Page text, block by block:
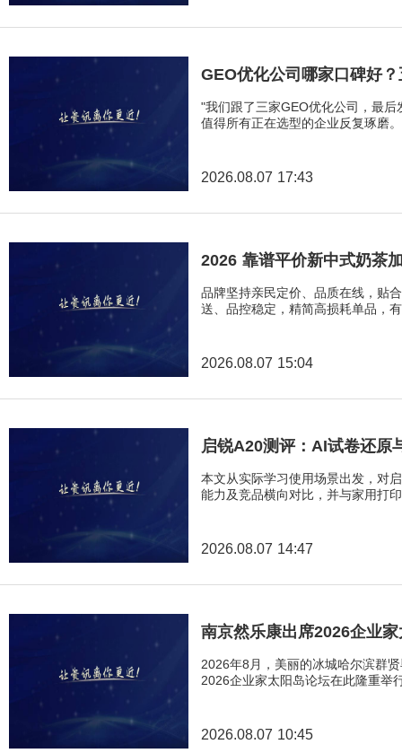
GEO优化公司哪家口碑好
"我们跟了三家GEO优化公司，最
值得所有正在选型的企业反复琢磨。
2026.08.07 17:43
2026 靠谱平价新中式奶茶
品牌坚持亲民定价、品质在线，贴合日常高频
送、品控稳定，精简高损耗单品，
2026.08.07 15:04
启锐A20测评：AI试卷还原
本文从实际学习使用场景出发，对
能力及竞品横向对比，并与家用打
2026.08.07 14:47
南京然乐康出席2026企业
2026年8月，美丽的冰城哈尔滨群
2026企业家太阳岛论坛在此隆重举
2026.08.07 10:45